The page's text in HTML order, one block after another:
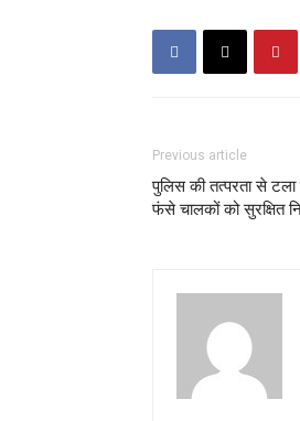
Previous article
पुलिस की तत्परता से टला
फंसे चालकों को सुरक्षित